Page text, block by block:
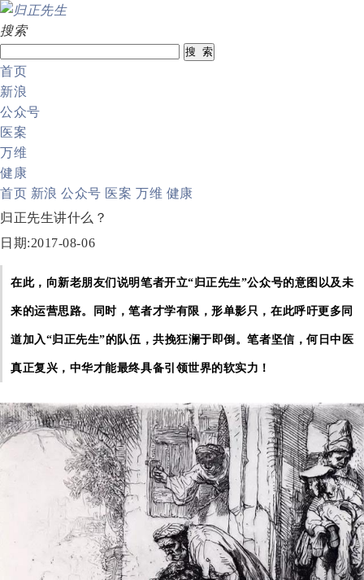
搜索
首页
新浪
公众号
医案
万维
健康
首页 新浪 公众号 医案 万维 健康
归正先生讲什么？
日期:2017-08-06
在此，向新老朋友们说明笔者开立“归正先生”公众号的意图以及未
来的运营思路。同时，笔者才学有限，形单影只，在此呼吁更多同
道加入“归正先生”的队伍，共挽狂澜于即倒。笔者坚信，何日中医
真正复兴，中华才能最终具备引领世界的软实力！